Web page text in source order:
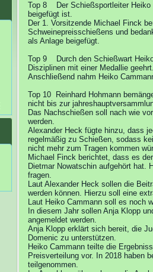
Top 8 Der Schießsportleiter Heiko
beigefügt ist.
Der 1. Vorsitzende Michael Finck
Schweinepreisschießens und
als Anlage beigefügt.
Top 9 Durch den Schießwart
Disziplinen mit einer Medallie
Anschließend nahm Heiko
Top 10 Reinhard Hohmann
nicht bis zur
Das Nachschießen soll nach wie
werden.
Alexander Heck fügte hinzu, dass
regelmäßig zu Schießen, sodass
nicht mehr zum Tragen kommen
Michael Finck berichtet, dass es
Dietmar Nowatschin aufgehört hat.
fragen.
Laut Alexander Heck sollen die
werden können. Hierzu soll eine
Laut Heiko Cammann soll es noch
In diesem Jahr sollen Anja Klopp
angemeldet werden.
Anja Klopp erklärt sich bereit, die
Domenic zu unterstützen.
Heiko Cammann teilte die
Preisverteilung vor. In 2018 haben
teilgenommen.